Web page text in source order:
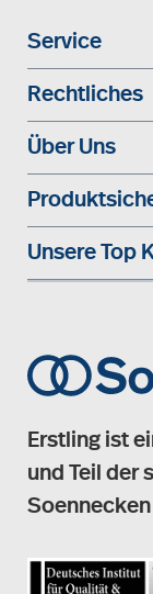
Service
Rechtliches
Über Uns
Unsere Top
Erstling ist
und Teil der
Soennecken